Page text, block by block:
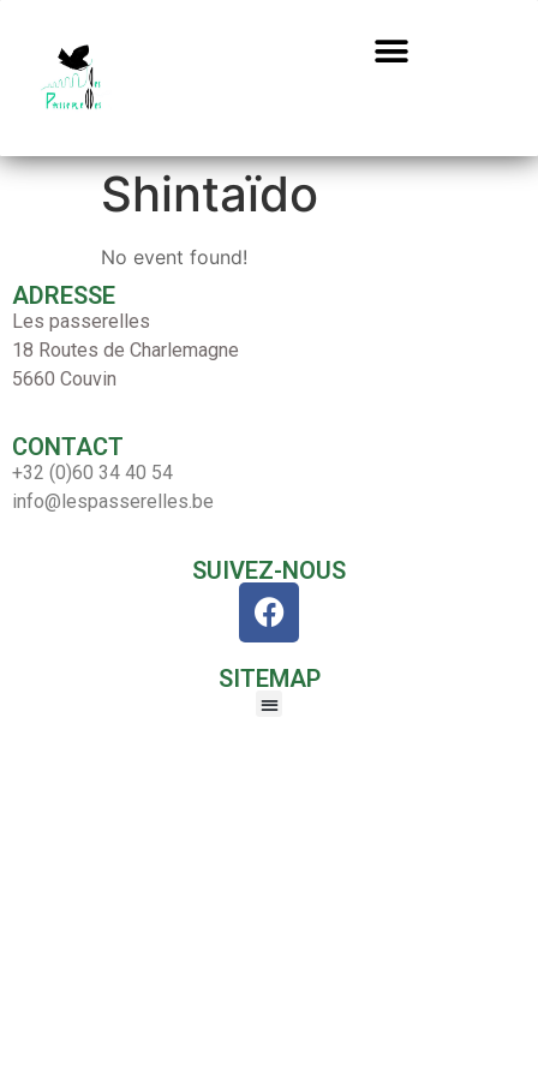
Shintaïdo
No event found!
ADRESSE
Les passerelles
18 Routes de Charlemagne
5660 Couvin
CONTACT
+32 (0)60 34 40 54
info@lespasserelles.be
SUIVEZ-NOUS
SITEMAP